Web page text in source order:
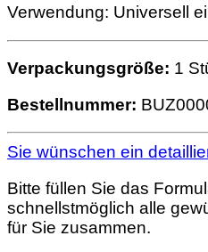
Verwendung: Universell
Verpackungsgröße: 1
Bestellnummer:
Sie wünschen ein
Bitte füllen Sie das
schnellstmöglich alle
für Sie zusammen.